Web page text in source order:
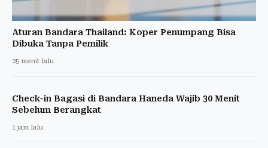
Aturan Bandara Thailand: Koper Penumpang Bisa
Dibuka Tanpa Pemilik
25 menit lalu
Check-in Bagasi di Bandara Haneda Wajib 30 Menit
Sebelum Berangkat
1 jam lalu